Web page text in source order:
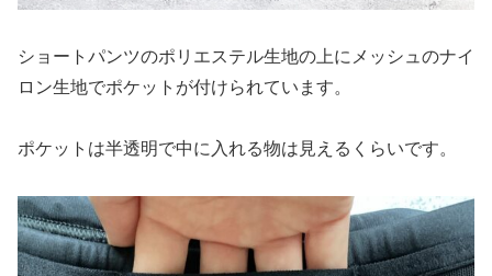
ショートパンツのポリエステル生地の上にメッシュのナイ
ロン生地でポケットが付けられています。
ポケットは半透明で中に入れる物は見えるくらいです。